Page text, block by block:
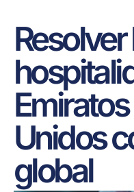
Unidos
global